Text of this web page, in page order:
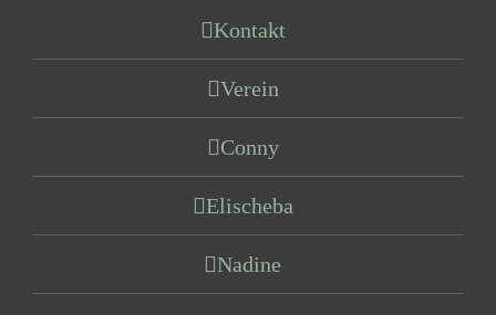
Kontakt
Verein
Conny
Elischeba
Nadine